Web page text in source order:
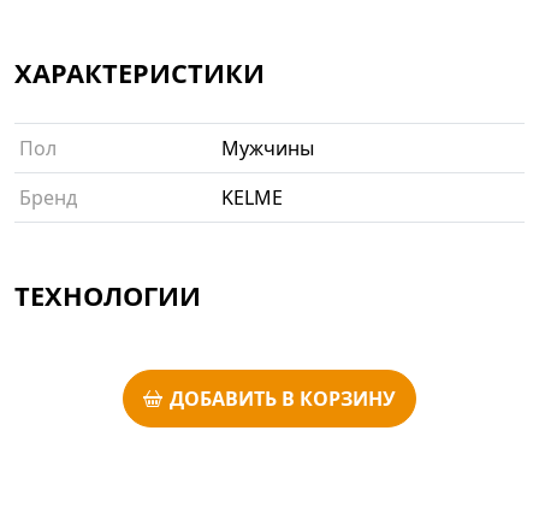
ХАРАКТЕРИСТИКИ
Пол
Мужчины
Бренд
KELME
ТЕХНОЛОГИИ
ДОБАВИТЬ В КОРЗИНУ